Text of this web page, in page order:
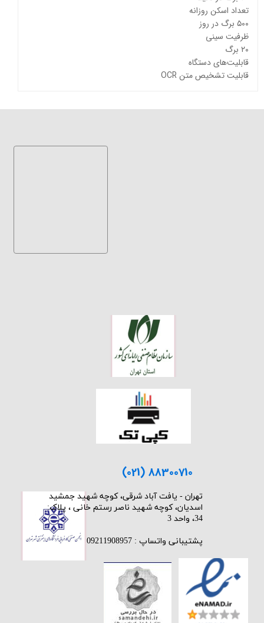
تعداد اسکن روزانه
۵۰۰ برگ در روز
ظرفیت سینی
۲۰ برگ
قابلیت‌های دستگاه
قابلیت تشخیص متن OCR
(021) 88300710
​تهران - یافت آباد شرقی، کوچه شهید جمشید
اسدیان، کوچه شهید ناصر رستم خانی ، پلاک:
34، واحد 3
پشتیبانی واتساپ : 09211908957